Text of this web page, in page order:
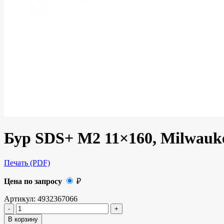
Бур SDS+ M2 11×160,
Печать (PDF)
Цена по запросу ₽
Артикул: 4932367066
В корзину